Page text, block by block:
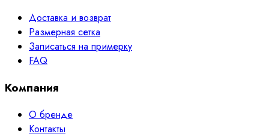
Доставка и возврат
Размерная сетка
Записаться на примерку
FAQ
Компания
О бренде
Контакты